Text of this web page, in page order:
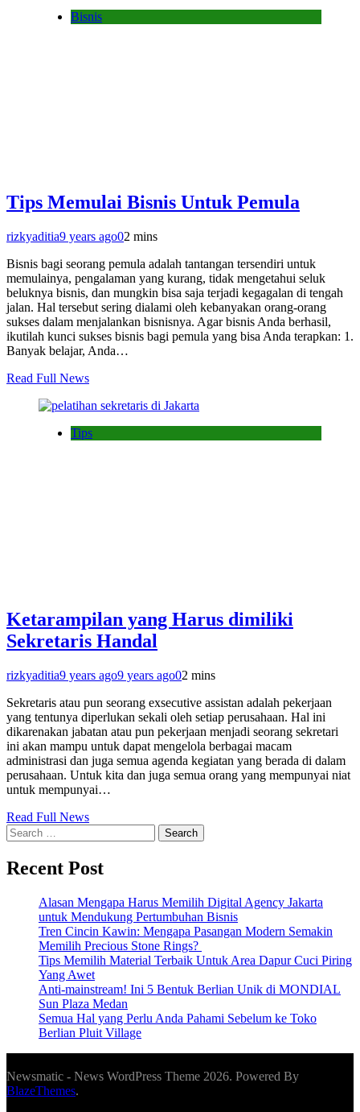
Bisnis
Tips Memulai Bisnis Untuk Pemula
rizkyaditia9 years ago02 mins
Bisnis bagi seorang pemula adalah tantangan tersendiri untuk
memulainya, pengalaman yang kurang, tidak mengetahui seluk
beluknya bisnis, dan mungkin bisa saja terjadi kegagalan di tengah
jalan. Hal tersebut sering dialami oleh kebanyakan orang-orang
sukses dalam menjalankan bisnisnya. Agar bisnis Anda berhasil,
ikutilah kunci sukses bisnis bagi pemula yang bisa Anda terapkan: 1.
Banyak belajar, Anda…
Read Full News
Tips
Ketarampilan yang Harus dimiliki
Sekretaris Handal
rizkyaditia9 years ago9 years ago02 mins
Sekretaris atau pun seorang exsecutive assistan adalah pekerjaan
yang tentunya diperlukan sekali oleh setiap perusahaan. Hal ini
dikarenakan jabatan atau pun pekerjaan menjadi seorang sekretari
ini akan mampu untuk dapat mengelola berbagai macam
administrasi dan juga semua agenda kegiatan yang berada di dalam
perusahaan. Untuk kita dan juga semua orang yang mempunyai niat
untuk mempunyai…
Read Full News
Search
for:
Recent Post
Alasan Mengapa Harus Memilih Digital Agency Jakarta
untuk Mendukung Pertumbuhan Bisnis
Tren Cincin Kawin: Mengapa Pasangan Modern Semakin
Memilih Precious Stone Rings?
Tips Memilih Material Terbaik Untuk Area Dapur Cuci Piring
Yang Awet
Anti-mainstream! Ini 5 Bentuk Berlian Unik di MONDIAL
Sun Plaza Medan
Semua Hal yang Perlu Anda Pahami Sebelum ke Toko
Berlian Pluit Village
Newsmatic - News WordPress Theme 2026. Powered By
BlazeThemes.